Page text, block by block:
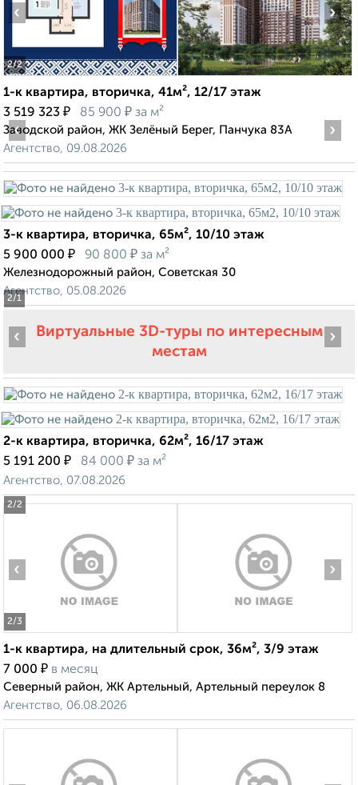
2/2
‹ ›
1-к квартира, вторичка, 41м², 12/17 этаж
3 519 323 ₽ 85 900 ₽ за м²
Заводской район, ЖК Зелёный Берег, Панчука 83А
Агентство, 09.08.2026
2/1
‹ ›
3-к квартира, вторичка, 65м², 10/10 этаж
5 900 000 ₽ 90 800 ₽ за м²
Железнодорожный район, Советская 30
Агентство, 05.08.2026
Виртуальные 3D-туры по интересным
местам
2/2
‹ ›
2-к квартира, вторичка, 62м², 16/17 этаж
5 191 200 ₽ 84 000 ₽ за м²
Агентство, 07.08.2026
2/3
‹ ›
1-к квартира, на длительный срок, 36м², 3/9 этаж
7 000 ₽ в месяц
Северный район, ЖК Артельный, Артельный переулок 8
Агентство, 06.08.2026